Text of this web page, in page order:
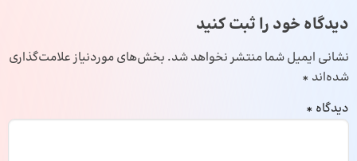
دیدگاه خود را ثبت کنید
نشانی ایمیل شما منتشر نخواهد شد. بخش‌های موردنیاز علامت‌گذاری
شده‌اند *
دیدگاه *